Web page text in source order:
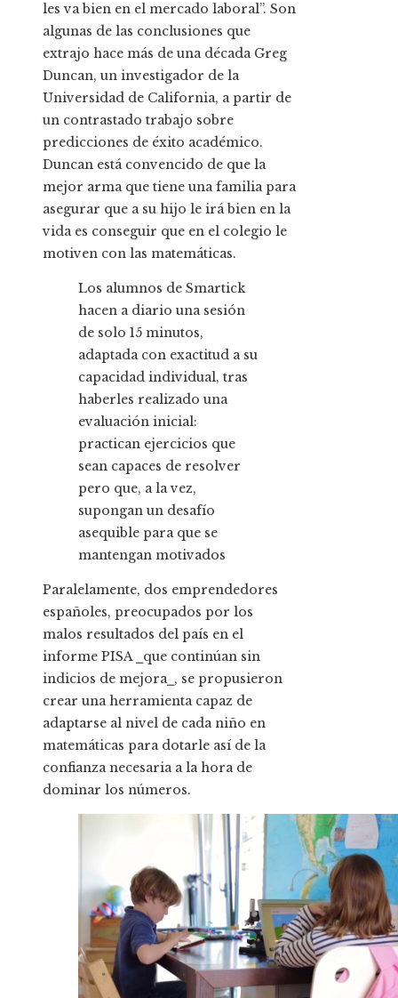
les va bien en el mercado laboral”. Son
algunas de las conclusiones que
extrajo hace más de una década Greg
Duncan, un investigador de la
Universidad de California, a partir de
un contrastado trabajo sobre
predicciones de éxito académico.
Duncan está convencido de que la
mejor arma que tiene una familia para
asegurar que a su hijo le irá bien en la
vida es conseguir que en el colegio le
motiven con las matemáticas.
Los alumnos de Smartick
hacen a diario una sesión
de solo 15 minutos,
adaptada con exactitud a su
capacidad individual, tras
haberles realizado una
evaluación inicial:
practican ejercicios que
sean capaces de resolver
pero que, a la vez,
supongan un desafío
asequible para que se
mantengan motivados
Paralelamente, dos emprendedores
españoles, preocupados por los
malos resultados del país en el
informe PISA ⎯que continúan sin
indicios de mejora⎯, se propusieron
crear una herramienta capaz de
adaptarse al nivel de cada niño en
matemáticas para dotarle así de la
confianza necesaria a la hora de
dominar los números.